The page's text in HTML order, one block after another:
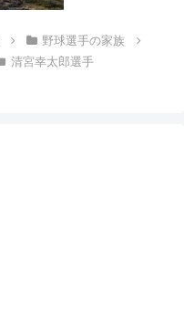
野球選手の家族
清宮幸太郎選手